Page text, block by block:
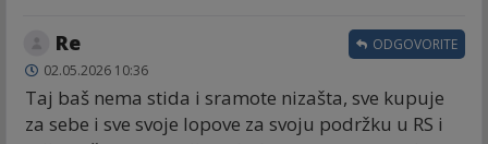
Re
02.05.2026 10:36
Taj baš nema stida i sramote nizašta, sve kupuje
za sebe i sve svoje lopove za svoju podržku u RS i
ODGOVORITE